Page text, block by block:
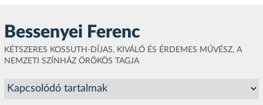
Bessenyei Ferenc
KÉTSZERES KOSSUTH-DÍJAS, KIVÁLÓ ÉS ÉRDEMES MŰVÉSZ, A
NEMZETI SZÍNHÁZ ÖRÖKÖS TAGJA